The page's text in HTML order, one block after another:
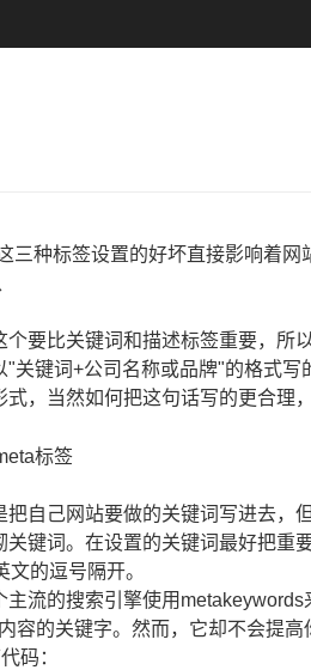
种标签设置的好坏直接影响着网
要比关键词和描述标签重要，所
关键词+公司名称或品牌"的格式写
，当然如何把这句话写的更合理
自己网站要做的关键词写进去，
键词。在设置的关键词最好把重
的逗号隔开。
流的搜索引擎使用metakeywords
容的关键字。然而，它却不会提高
码：